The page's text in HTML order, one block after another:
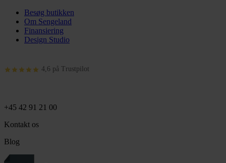
Besøg butikken
Om Sengeland
Finansiering
Design Studio
4,6 på Trustpilot
+45 42 91 21 00
Kontakt os
Blog